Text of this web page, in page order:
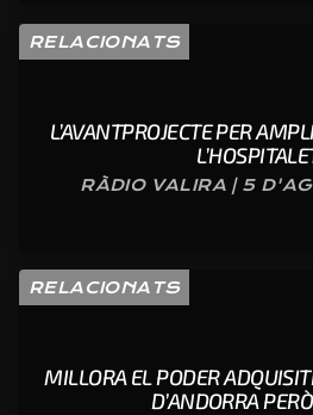
RELACIONATS
L’AVANTPROJECTE PER
RÀDIO VALIRA | 5
RELACIONATS
MILLORA EL PODER
D’ANDORRA